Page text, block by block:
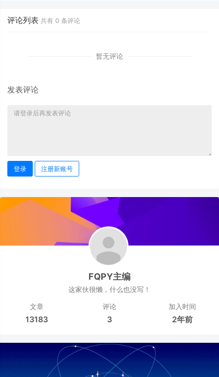
评论列表 共有 0 条评论
暂无评论
发表评论
登录 注册新账号
FQPY主编
这家伙很懒，什么也没写！
文章
13183
评论
3
加入时间
2年前